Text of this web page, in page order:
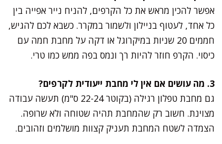
אפשר להכין מראש את כל הקרפים, להניח נייר אפייה בין
כל אחד, לעטוף בניילון ולשמור במקרר. כשבא לכם להגיש,
חממים 20 שניות במיקרוגל או דקה על מחבת חמה עם
כיסוי. הקרפ חוזר להיות רך ונמס בפה ממש כמו טרי.
3. מה עושים אם אין לי מחבת ייעודית לקרפים?
גם מחבת טפלון רגילה (בקוטר 22-24 ס"מ) תעשה עבודה
מצוינת. חשוב רק שהמחבת תהיה שטוחה ולא שרופה.
הצמדה לשטח המחבת תעניק קצוות מושלמים וזהובים.